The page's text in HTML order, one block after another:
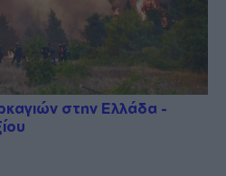
στην Ελλάδα -